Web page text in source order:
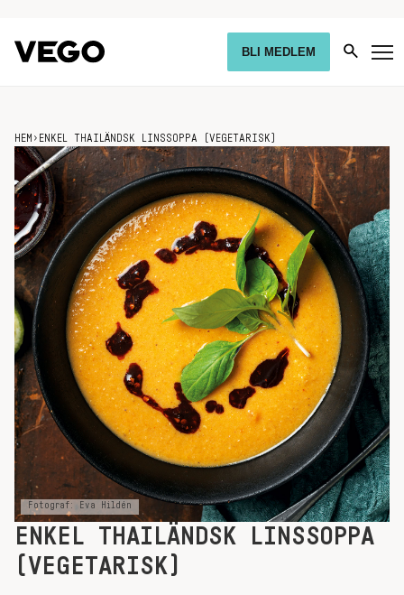
BLI MEDLEM
HEM › ENKEL THAILÄNDSK LINSSOPPA (VEGETARISK)
Fotograf: Eva Hildén
ENKEL THAILÄNDSK LINSSOPPA
(VEGETARISK)